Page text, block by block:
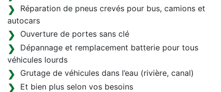
Réparation de pneus crevés pour bus, camions et
autocars
Ouverture de portes sans clé
Dépannage et remplacement batterie pour tous
véhicules lourds
Grutage de véhicules dans l’eau (rivière, canal)
Et bien plus selon vos besoins